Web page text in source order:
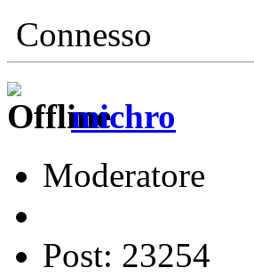
Connesso
michro
Moderatore
Post: 23254